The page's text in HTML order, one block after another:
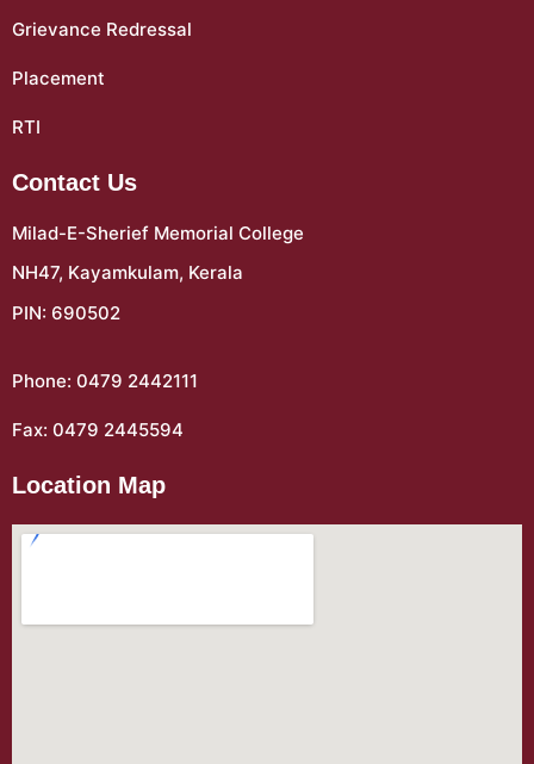
Grievance Redressal
Placement
RTI
Contact Us
Milad-E-Sherief Memorial College
NH47, Kayamkulam, Kerala
PIN: 690502
Phone: 0479 2442111
Fax: 0479 2445594
Location Map